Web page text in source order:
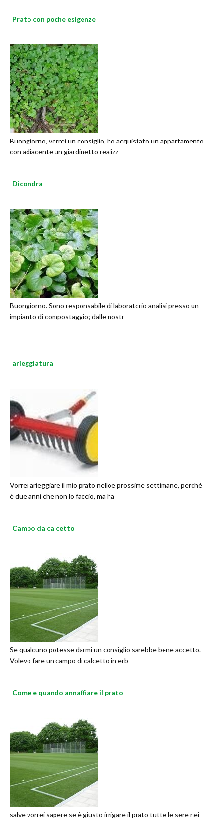
Prato con poche esigenze
Buongiorno, vorrei un consiglio, ho acquistato un appartamento
con adiacente un giardinetto realizz
Dicondra
Buongiorno. Sono responsabile di laboratorio analisi presso un
impianto di compostaggio; dalle nostr
arieggiatura
Vorrei arieggiare il mio prato nelloe prossime settimane, perchè
è due anni che non lo faccio, ma ha
Campo da calcetto
Se qualcuno potesse darmi un consiglio sarebbe bene accetto.
Volevo fare un campo di calcetto in erb
Come e quando annaffiare il prato
salve vorrei sapere se è giusto irrigare il prato tutte le sere nei